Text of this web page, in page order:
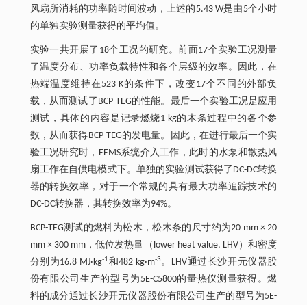
风扇所消耗的功率随时间波动，上述的5.43 W是由5个小时
的单独实验测量获得的平均值。
实验一共开展了18个工况的研究。前面17个实验工况测量
了温度分布、功率负载特性和各个层级的效率。因此，在
热端温度维持在523 K的条件下，改变17个不同的外部负
载，从而测试了BCP-TEG的性能。最后一个实验工况是应用
测试，具体的内容是记录燃烧1 kg的木条过程中的各个参
数，从而获得BCP-TEG的发电量。因此，在进行最后一个实
验工况研究时，EEMS系统介入工作，此时的水泵和散热风
扇工作在自供电模式下。单独的实验测试获得了DC-DC转换
器的转换效率，对于一个常规的具有最大功率追踪技术的
DC-DC转换器，其转换效率为94%。
BCP-TEG测试的燃料为松木，松木条的尺寸约为20 mm × 20
mm × 300 mm，低位发热量（lower heat value, LHV）和密度
分别为16.8 MJ·kg-1和482 kg·m-3。LHV通过长沙开元仪器股
份有限公司生产的型号为5E-C5800的量热仪测量获得。燃
料的成分通过长沙开元仪器股份有限公司生产的型号为5E-